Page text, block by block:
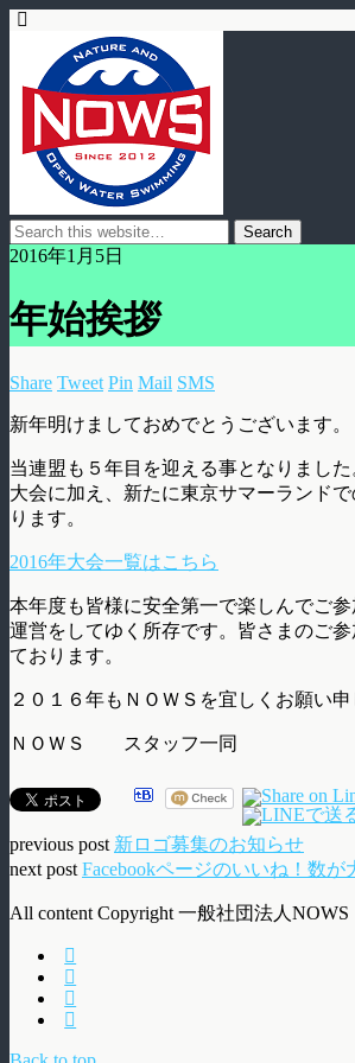
2016年1月5日
年始挨拶
Share Tweet Pin Mail SMS
新年明けましておめでとうございます。
当連盟も５年目を迎える事となりまし
大会に加え、新たに東京サマーランド
ります。
2016年大会一覧はこちら
本年度も皆様に安全第一で楽しんでご
運営をしてゆく所存です。皆さまのご
ております。
２０１６年もＮＯＷＳを宜しくお願い申
ＮＯＷＳ スタッフ一同
previous post 新ロゴ募集のお知らせ
next post Facebookページのいいね！数が
All content Copyright 一般社団法人NOWS